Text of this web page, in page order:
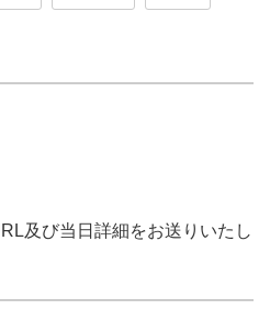
及び当日詳細をお送りいたし